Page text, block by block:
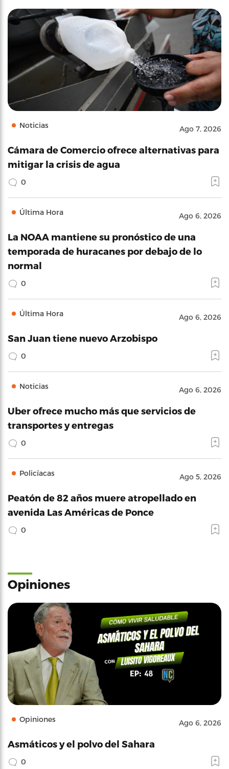
Noticias Ago 7, 2026
Cámara de Comercio ofrece alternativas para
mitigar la crisis de agua
0
Última Hora Ago 6, 2026
La NOAA mantiene su pronóstico de una
temporada de huracanes por debajo de lo
normal
0
Última Hora Ago 6, 2026
San Juan tiene nuevo Arzobispo
0
Noticias Ago 6, 2026
Uber ofrece mucho más que servicios de
transportes y entregas
0
Policíacas Ago 5, 2026
Peatón de 82 años muere atropellado en
avenida Las Américas de Ponce
0
Opiniones
Opiniones Ago 6, 2026
Asmáticos y el polvo del Sahara
0